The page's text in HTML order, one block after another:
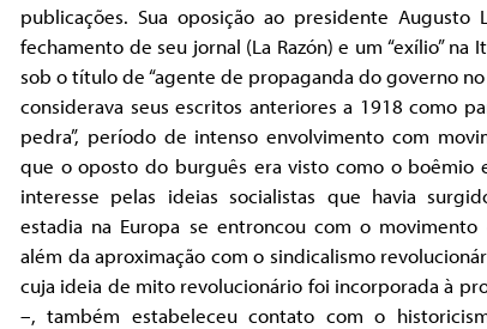
publicações. Sua oposição ao presidente Augusto
fechamento de seu jornal (La Razón) e um “exílio” na
sob o título de “agente de propaganda do governo
considerava seus escritos anteriores a 1918 como
pedra”, período de intenso envolvimento com
que o oposto do burguês era visto como o boêmio
interesse pelas ideias socialistas que havia
estadia na Europa se entroncou com o movimento
além da aproximação com o sindicalismo
cuja ideia de mito revolucionário foi incorporada à
–, também estabeleceu contato com o